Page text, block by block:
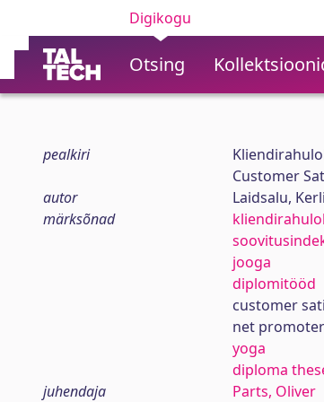
Digikogu
Otsing
pealkiri
Customer
autor
Laidsalu, Kerli
märksõnad
jooga
diplomitööd
customer
net
yoga
diploma
juhendaja
Parts, Oliver